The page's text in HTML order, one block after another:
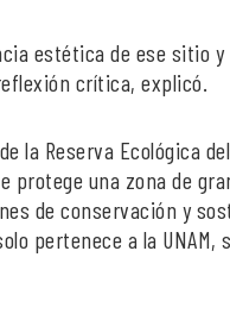
estética de ese sitio
crítica, explicó.
la Reserva Ecológica
protege una zona de
de conservación y
pertenece a la UNAM,